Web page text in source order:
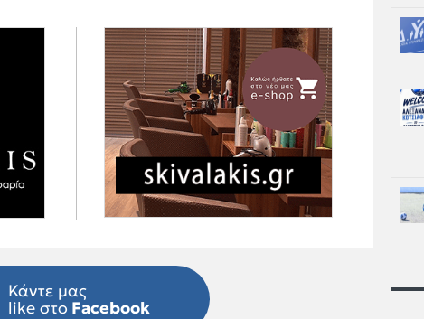
Κάντε μας
like στο Facebook